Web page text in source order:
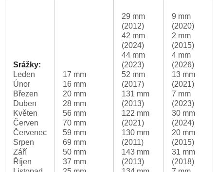
Srážky:
Leden
Únor
Březen
Duben
Květen
Červen
Červenec
Srpen
Září
Říjen
17 mm
16 mm
20 mm
28 mm
56 mm
70 mm
59 mm
69 mm
50 mm
37 mm
29 mm
(2012)
42 mm
(2024)
44 mm
(2023)
52 mm
(2017)
131 mm
(2013)
122 mm
(2021)
130 mm
(2011)
143 mm
(2013)
9 mm
(2020)
2 mm
(2015)
4 mm
(2026)
13 mm
(2021)
7 mm
(2023)
30 mm
(2024)
20 mm
(2015)
31 mm
(2018)